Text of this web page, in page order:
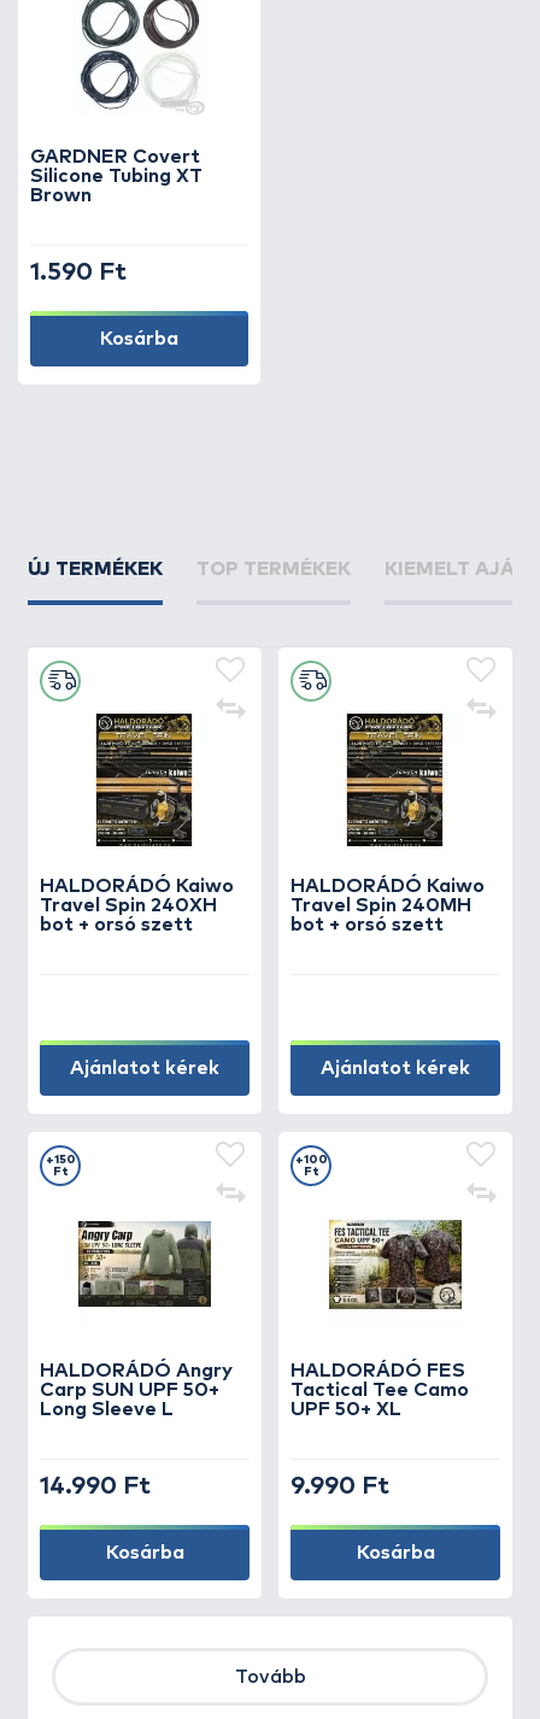
GARDNER Covert
Silicone Tubing XT
Brown
1.590 Ft
Kosárba
ÚJ TERMÉKEK TOP TERMÉKEK KIEMELT
HALDORÁDÓ Kaiwo
Travel Spin 240XH
bot + orsó szett
Ajánlatot kérek
HALDORÁDÓ Kaiwo
Travel Spin 240MH
bot + orsó szett
Ajánlatot kérek
HALDORÁDÓ Angry
Carp SUN UPF 50+
Long Sleeve L
+150
Ft
14.990 Ft
Kosárba
HALDORÁDÓ FES
Tactical Tee Camo
UPF 50+ XL
+100
Ft
9.990 Ft
Kosárba
Tovább